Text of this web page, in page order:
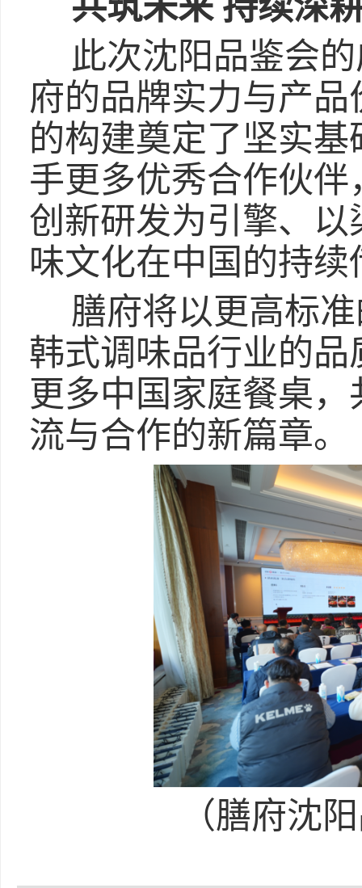
此次沈阳品鉴会
府的品牌实力与产品
的构建奠定了坚实
手更多优秀合作伙
创新研发为引擎、
味文化在中国的持
膳府将以更高标
韩式调味品行业的
更多中国家庭餐桌
流与合作的新篇章。
（膳府沈